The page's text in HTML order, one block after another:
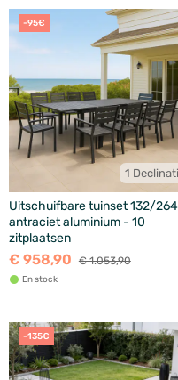
-95€
1
Uitschuifbare tuinset 132/
antraciet aluminium - 10
zitplaatsen
€ 958,90 € 1.053,90
En stock
-135€